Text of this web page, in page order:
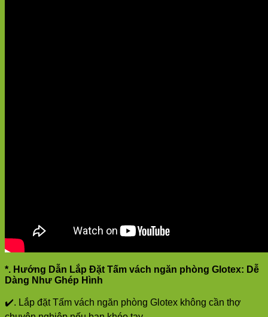
*. Hướng Dẫn Lắp Đặt Tấm vách ngăn phòng Glotex: Dễ
Dàng Như Ghép Hình
✔️. Lắp đặt Tấm vách ngăn phòng Glotex không cần thợ